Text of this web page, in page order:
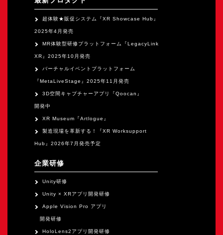
超体験★販促システム『XR Showcase Hub』
2025年4月発売
MR体験型研修プラットフォーム『LegacyLink
XR』2025年10月発売
バーチャルイベントプラットフォーム
『MetaLiveStage』2025年11月発売
3D空間キャプチャーアプリ『Qoocan』
開発中
XR Museum『Artlogue』
製造現場を革新する！『XR Worksupport
Hub』2026年7月発売予定
企業研修
Unity研修
Unity × XRアプリ開発研修
Apple Vision Pro アプリ
開発研修
HoloLens2アプリ開発研修